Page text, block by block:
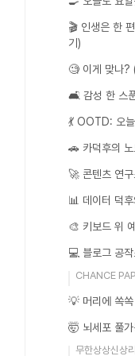
🎬 인생은 한
기)
🧐 이게 맞나?
🛋️ 감성 한 스
💃 OOTD: 오
🚗 카덕후의 노
🚀 콘텐츠 연
📊 데이터 덕
🎨 키보드 위
💻 블로그 공
CHANCE
💡 머리에 쏙쏙
🤯 뇌세포 풀
무한상상신상